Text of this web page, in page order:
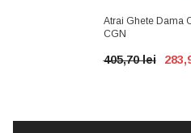
Atrai Ghete Dama
CGN
405,70 lei